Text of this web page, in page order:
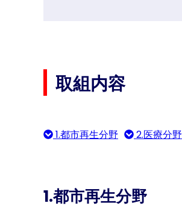
取組内容
1.都市再生分野 2.医療分野
1.都市再生分野